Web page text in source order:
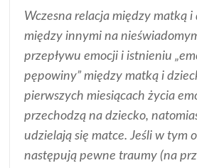
Wczesna relacja między matką
między innymi na
przepływu emocji i istnieniu
pępowiny” między matką i
pierwszych miesiącach życia
przechodzą na dziecko,
udzielają się matce. Jeśli w tym
następują pewne traumy (na